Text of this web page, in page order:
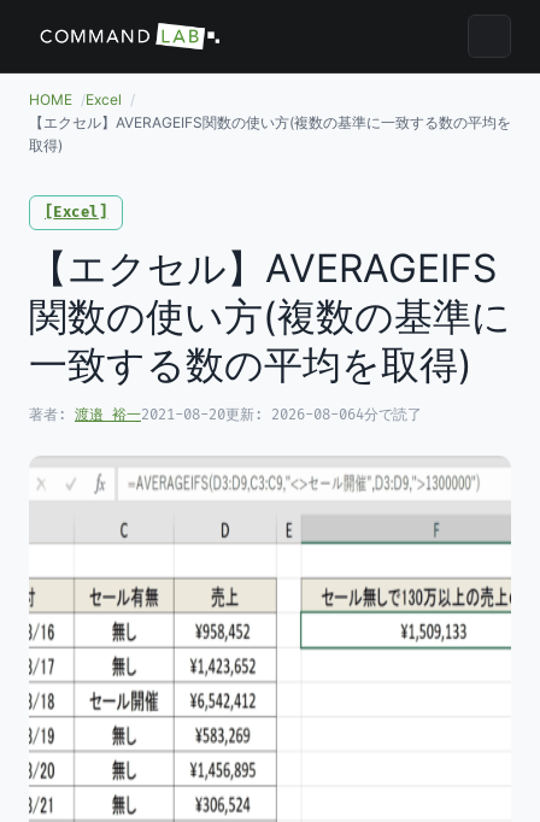
メニュ
HOME
Excel
【エクセル】AVERAGEIFS関数の使い方(複数の基準に一致する数の平均を
取得)
Excel
【エクセル】AVERAGEIFS
関数の使い方(複数の基準に
一致する数の平均を取得)
著者: 渡邉 裕一2021-08-20更新: 2026-08-064分で読了